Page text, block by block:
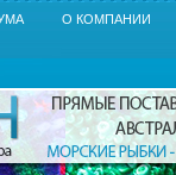
О КОМПАНИИ